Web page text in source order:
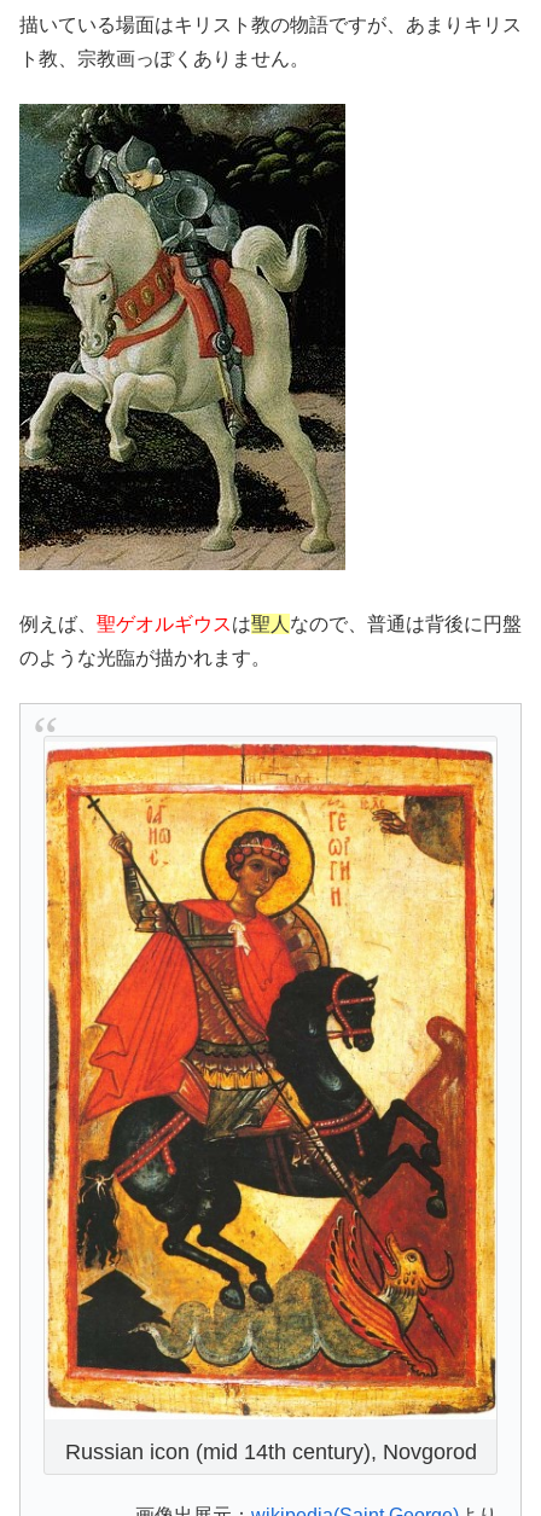
描いている場面はキリスト教の物語ですが、あまりキリス
ト教、宗教画っぽくありません。
例えば、 聖ゲオルギウスは聖人 なので、普通は背後に円盤
のような光臨が描かれます。
Russian icon (mid 14th century), Novgorod